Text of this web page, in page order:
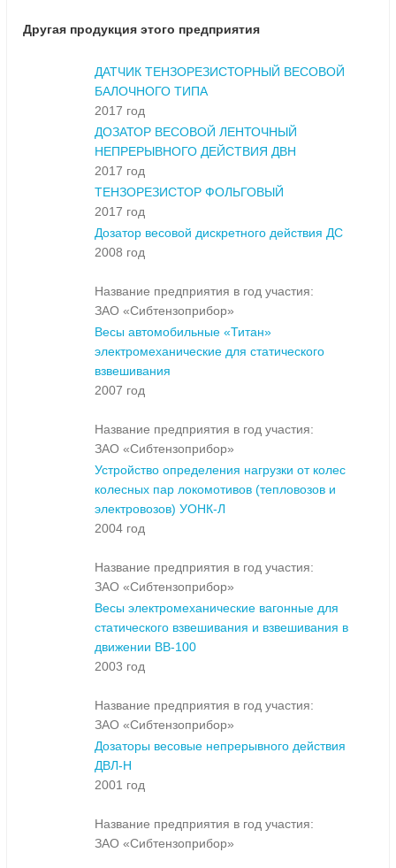
Другая продукция этого предприятия
ДАТЧИК ТЕНЗОРЕЗИСТОРНЫЙ ВЕСОВОЙ
БАЛОЧНОГО ТИПА
2017 год
ДОЗАТОР ВЕСОВОЙ ЛЕНТОЧНЫЙ
НЕПРЕРЫВНОГО ДЕЙСТВИЯ ДВН
2017 год
ТЕНЗОРЕЗИСТОР ФОЛЬГОВЫЙ
2017 год
Дозатор весовой дискретного действия ДС
2008 год
Название предприятия в год участия:
ЗАО «Сибтензоприбор»
Весы автомобильные «Титан»
электромеханические для статического
взвешивания
2007 год
Название предприятия в год участия:
ЗАО «Сибтензоприбор»
Устройство определения нагрузки от колес
колесных пар локомотивов (тепловозов и
электровозов) УОНК-Л
2004 год
Название предприятия в год участия:
ЗАО «Сибтензоприбор»
Весы электромеханические вагонные для
статического взвешивания и взвешивания в
движении ВВ-100
2003 год
Название предприятия в год участия:
ЗАО «Сибтензоприбор»
Дозаторы весовые непрерывного действия
ДВЛ-Н
2001 год
Название предприятия в год участия:
ЗАО «Сибтензоприбор»